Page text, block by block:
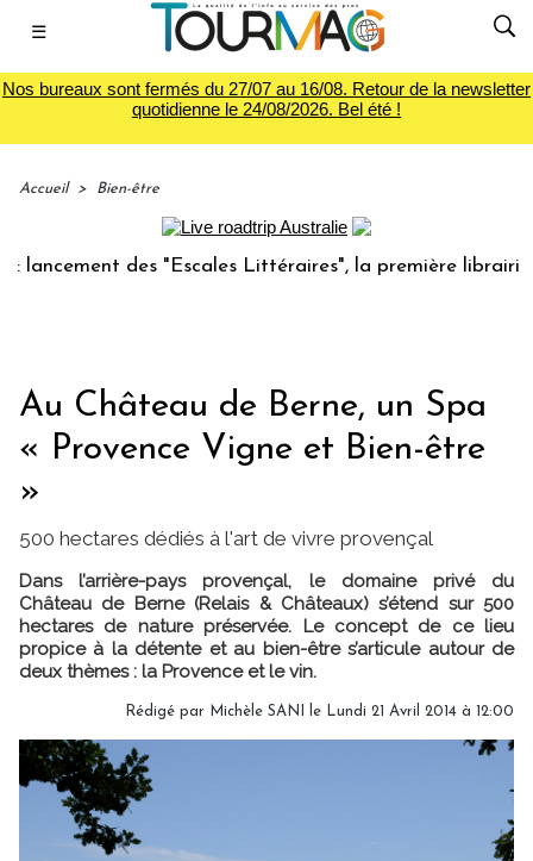
☰
Nos bureaux sont fermés du 27/07 au 16/08. Retour de la newsletter
quotidienne le 24/08/2026. Bel été !
Accueil > Bien-être
des "Escales Littéraires", la première librairie du
Au Château de Berne, un Spa
« Provence Vigne et Bien-être
»
500 hectares dédiés à l'art de vivre provençal
Dans l’arrière-pays provençal, le domaine privé du
Château de Berne (Relais & Châteaux) s’étend sur 500
hectares de nature préservée. Le concept de ce lieu
propice à la détente et au bien-être s’articule autour de
deux thèmes : la Provence et le vin.
Rédigé par Michèle SANI le Lundi 21 Avril 2014 à 12:00